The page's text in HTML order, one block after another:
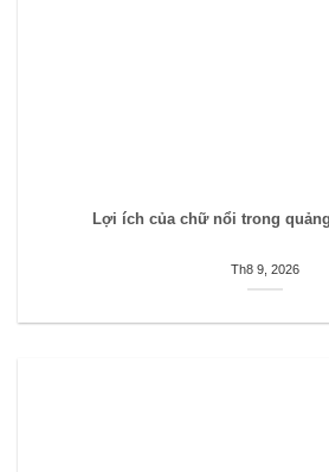
Lợi ích của chữ nổi trong
Th8 9, 2026